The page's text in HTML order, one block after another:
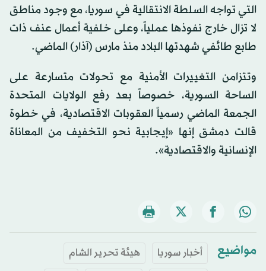
التي تواجه السلطة الانتقالية في سوريا، مع وجود مناطق
لا تزال خارج نفوذها عملياً، وعلى خلفية أعمال عنف ذات
طابع طائفي شهدتها البلاد منذ مارس (آذار) الماضي.
وتتزامن التغييرات الأمنية مع تحولات متسارعة على
الساحة السورية، خصوصاً بعد رفع الولايات المتحدة
الجمعة الماضي رسمياً العقوبات الاقتصادية، في خطوة
قالت دمشق إنها «إيجابية نحو التخفيف من المعاناة
الإنسانية والاقتصادية».
مواضيع أخبار سوريا
هيئة تحرير الشام